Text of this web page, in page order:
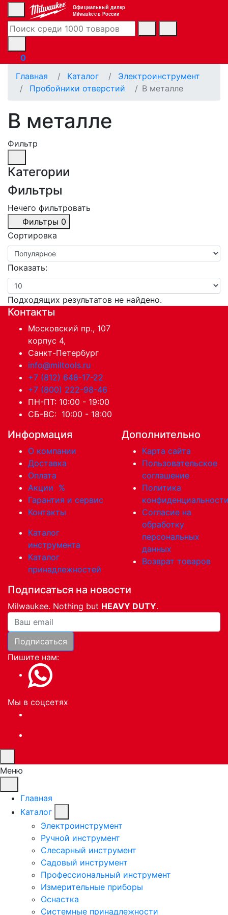
Официальный дилер
Milwaukee в России
0
Главная
Каталог
Электроинструмент
Пробойники отверстий
В металле
В металле
Фильтр
Категории
Фильтры
Нечего фильтровать
Фильтры 0
Сортировка
Показать:
Подходящих результатов не найдено.
Контакты
Московский пр., 107
корпус 4,
Санкт-Петербург
info@miltools.ru
+7 (812) 648-17-22
+7 (800) 222-98-46
ПН-ПТ: 10:00 - 19:00
СБ-ВС: 10:00 - 18:00
Информация
О компании
Доставка
Оплата
Акции %
Гарантия и сервис
Контакты
Каталог
инструмента
Каталог
принадлежностей
Дополнительно
Карта сайта
Пользовательское
соглашение
Политика
Согласие на
обработку
персональных
данных
Возврат товаров
Подписаться на новости
Milwaukee. Nothing but HEAVY DUTY.
Ваша почта
Подписаться
Пишите нам:
Мы в соцсетях
Меню
Главная
Каталог
Электроинструмент
Ручной инструмент
Слесарный инструмент
Садовый инструмент
Профессиональный инструмент
Измерительные приборы
Оснастка
Системные принадлежности